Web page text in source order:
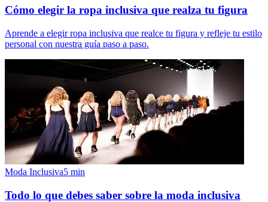
Cómo elegir la ropa inclusiva que realza tu figura
Aprende a elegir ropa inclusiva que realce tu figura y refleje tu estilo
personal con nuestra guía paso a paso.
Moda Inclusiva5 min
Todo lo que debes saber sobre la moda inclusiva